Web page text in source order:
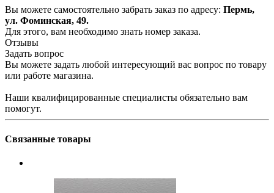
Вы можете самостоятельно забрать заказ по адресу: Пермь,
ул. Фоминская, 49.
Для этого, вам необходимо знать номер заказа.
Отзывы
Задать вопрос
Вы можете задать любой интересующий вас вопрос по товару
или работе магазина.
Наши квалифицированные специалисты обязательно вам
помогут.
Связанные товары